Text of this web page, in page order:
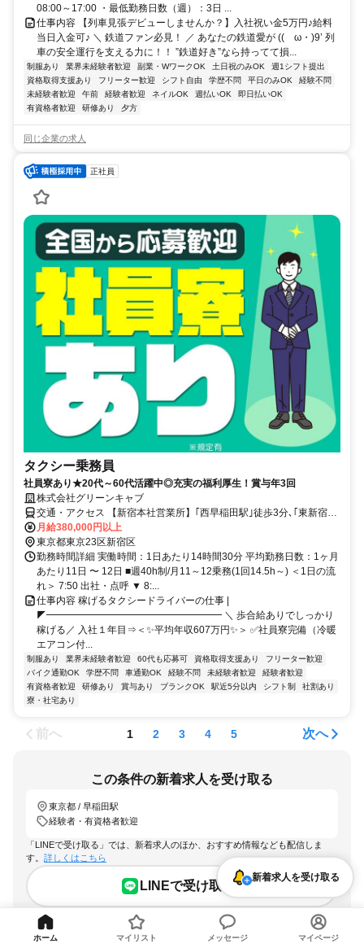
08:00～17:00 ・最低勤務日数（週）：3日 ...
仕事内容 【列車見張デビューしませんか？】入社祝い金5万円♪給料
当日入金可♪ ＼ 鉄道ファン必見！ ／ あなたの鉄道愛が ((ゝω・)9’ 列
車の安全運行を支える力に！！ ”鉄道好き”なら持ってて損...
制服あり 業界未経験者歓迎 副業・WワークOK 土日祝のみOK
週1シフト提出
資格取得支援あり
フリーター歓迎 シフト自由 学歴不問 平日のみOK
経験不問
未経験者歓迎
午前 経験者歓迎 ネイルOK 週払いOK
即日払いOK
有資格者歓迎
研修あり 夕方
同じ企業の求人
正社員
タクシー乗務員
社員寮あり★20代～60代活躍中◎充実の福利厚生！賞与年3回
株式会社グリーンキャブ
交通・アクセス 【新宿本社営業所】｢西早稲田駅｣徒歩3分､｢東新宿
駅｣徒歩5分
月給380,000円以上
東京都東京23区新宿区
勤務時間詳細 実働時間：1日あたり14時間30分 平均勤務日数：1ヶ月
あたり11日 〜 12日 ■週40h制/月11～12乗務(1回14.5h～) ＜1日の流
れ＞ 7:50 出社・点呼 ▼ 8:...
仕事内容 稼げるタクシードライバーの仕事 |
◤━━━━━━━━━━━━━━━━━━ ＼ 歩合給ありでしっかり
稼げる／ 入社１年目⇒＜✨平均年収607万円✨＞ ✅社員寮完備（冷暖
エアコン付...
制服あり 業界未経験者歓迎 60代も応募可 資格取得支援あり
フリーター歓迎
バイク通勤OK
学歴不問 車通勤OK 経験不問 未経験者歓迎
経験者歓迎
有資格者歓迎
研修あり 賞与あり ブランクOK 駅近5分以内 シフト制
社割あり
寮・社宅あり
前へ 1 2 3 4 5 次へ
この条件の新着求人を受け取る
東京都 / 早稲田駅
経験者・有資格者歓迎
「LINEで受け取る」では、新着求人のほか、おすすめ情報なども配信しま
す。 詳しくはこちら
LINEで受け取る
メールで受け取る
新着求人を受け取る
ホーム マイリスト メッセージ マイページ